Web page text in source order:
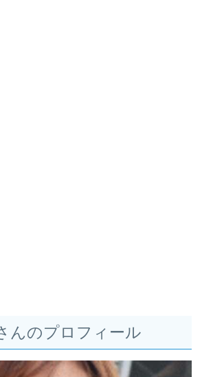
んのプロフィール